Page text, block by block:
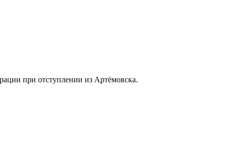
при отступлении из Артёмовска.